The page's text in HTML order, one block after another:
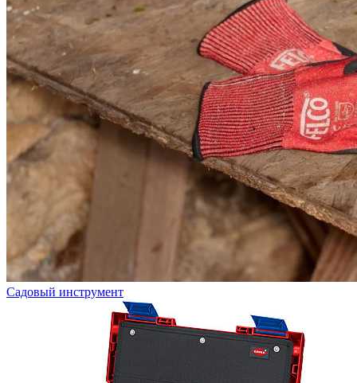
Садовый инструмент